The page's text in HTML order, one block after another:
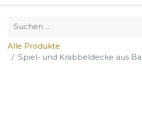
Alle Produkte
Spiel- und Krabbeldecke aus